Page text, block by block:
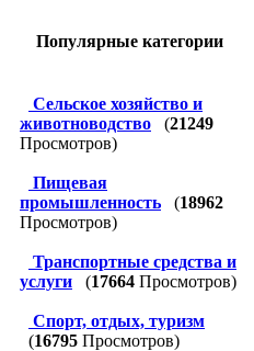
Популярные категории
Сельское хозяйство и
животноводство
(21249
Просмотров)
Пищевая
промышленность
(18962
Просмотров)
Транспортные средства и
услуги
(17664 Просмотров)
Спорт, отдых, туризм
(16795 Просмотров)